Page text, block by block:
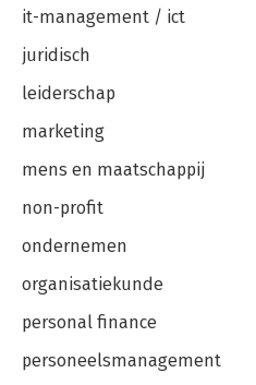
it-management / ict
juridisch
leiderschap
marketing
mens en maatschappij
non-profit
ondernemen
organisatiekunde
personal finance
personeelsmanagement